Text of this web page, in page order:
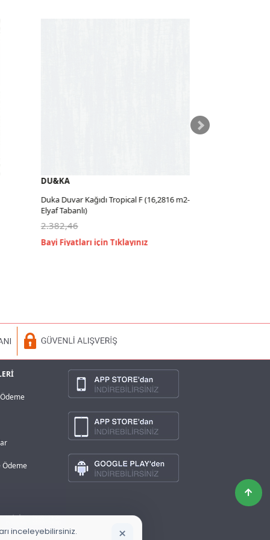
DU&KA
Duka Duvar Kağıdı Tropical F (16,2816 m2-
Elyaf Tabanlı)
2.382,46
Ödeme
inceleyebilirsiniz. ×